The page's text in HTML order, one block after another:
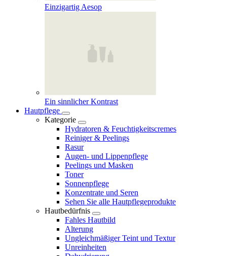
Einzigartig Aesop
Ein sinnlicher Kontrast
Hautpflege
Kategorie
Hydratoren & Feuchtigkeitscremes
Reiniger & Peelings
Rasur
Augen- und Lippenpflege
Peelings und Masken
Toner
Sonnenpflege
Konzentrate und Seren
Sehen Sie alle Hautpflegeprodukte
Hautbedürfnis
Fahles Hautbild
Alterung
Ungleichmäßiger Teint und Textur
Unreinheiten